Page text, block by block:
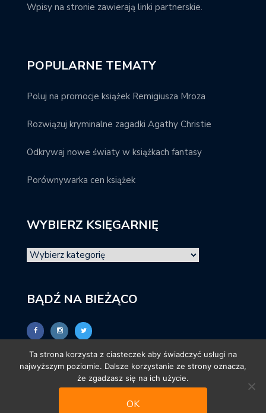
Wpisy na stronie zawierają linki partnerskie.
POPULARNE TEMATY
Poluj na promocje książek Remigiusza Mroza
Rozwiązuj kryminalne zagadki Agathy Christie
Odkrywaj nowe światy w książkach fantasy
Porównywarka cen książek
WYBIERZ KSIĘGARNIĘ
BĄDŹ NA BIEŻĄCO
Ta strona korzysta z ciasteczek aby świadczyć usługi na
najwyższym poziomie. Dalsze korzystanie ze strony oznacza,
że zgadzasz się na ich użycie.
OK